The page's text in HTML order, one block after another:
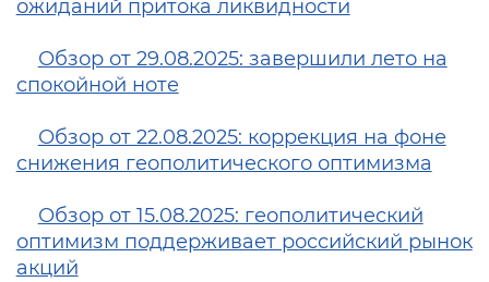
ожиданий притока ликвидности
Обзор от 29.08.2025: завершили лето на
спокойной ноте
Обзор от 22.08.2025: коррекция на фоне
снижения геополитического оптимизма
Обзор от 15.08.2025: геополитический
оптимизм поддерживает российский рынок
акций